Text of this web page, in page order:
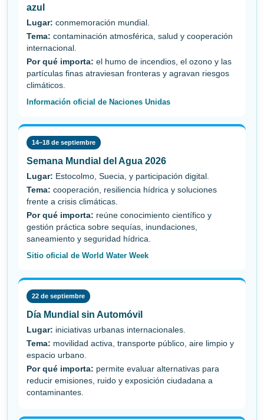
azul
Lugar: conmemoración mundial.
Tema: contaminación atmosférica, salud y cooperación
internacional.
Por qué importa: el humo de incendios, el ozono y las
partículas finas atraviesan fronteras y agravan riesgos
climáticos.
Información oficial de Naciones Unidas
14–18 de septiembre
Semana Mundial del Agua 2026
Lugar: Estocolmo, Suecia, y participación digital.
Tema: cooperación, resiliencia hídrica y soluciones
frente a crisis climáticas.
Por qué importa: reúne conocimiento científico y
gestión práctica sobre sequías, inundaciones,
saneamiento y seguridad hídrica.
Sitio oficial de World Water Week
22 de septiembre
Día Mundial sin Automóvil
Lugar: iniciativas urbanas internacionales.
Tema: movilidad activa, transporte público, aire limpio y
espacio urbano.
Por qué importa: permite evaluar alternativas para
reducir emisiones, ruido y exposición ciudadana a
contaminantes.